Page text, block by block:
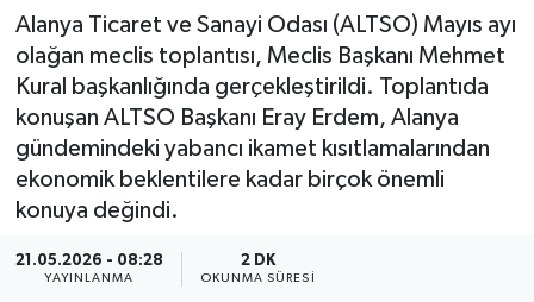
Alanya Ticaret ve Sanayi Odası (ALTSO) Mayıs ayı
olağan meclis toplantısı, Meclis Başkanı Mehmet
Kural başkanlığında gerçekleştirildi. Toplantıda
konuşan ALTSO Başkanı Eray Erdem, Alanya
gündemindeki yabancı ikamet kısıtlamalarından
ekonomik beklentilere kadar birçok önemli
konuya değindi.
21.05.2026 - 08:28
YAYINLANMA
2 DK
OKUNMA SÜRESI
Ekonomi
Gazipaşa
Haber Arşivi